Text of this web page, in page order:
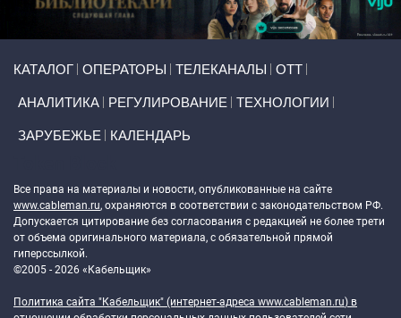
КАТАЛОГ ОПЕРАТОРЫ ТЕЛЕКАНАЛЫ ОТТ
АНАЛИТИКА РЕГУЛИРОВАНИЕ ТЕХНОЛОГИИ
ЗАРУБЕЖЬЕ КАЛЕНДАРЬ
Все права на материалы и новости, опубликованные на сайте
www.cableman.ru, охраняются в соответствии с законодательством РФ.
Допускается цитирование без согласования с редакцией не более трети
от объема оригинального материала, с обязательной прямой
гиперссылкой.
©2005 - 2026 «Кабельщик»
Политика сайта "Кабельщик" (интернет-адреса www.cableman.ru) в